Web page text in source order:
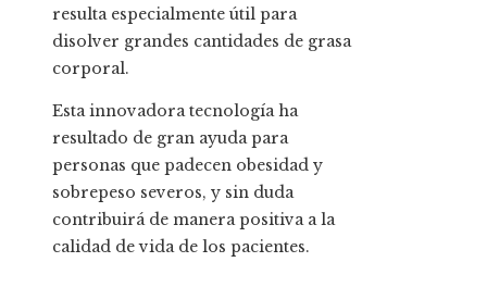
resulta especialmente útil para
disolver grandes cantidades de grasa
corporal.
Esta innovadora tecnología ha
resultado de gran ayuda para
personas que padecen obesidad y
sobrepeso severos, y sin duda
contribuirá de manera positiva a la
calidad de vida de los pacientes.